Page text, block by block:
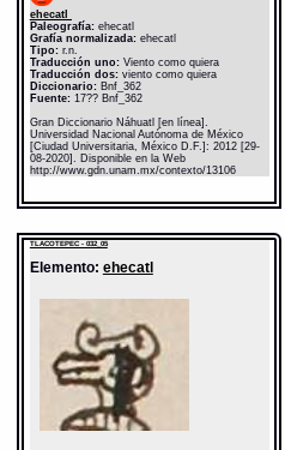
ehecatl
Paleografía:ehecatl
Grafía normalizada:ehecatl
Tipo:r.n.
Traducción uno:Viento como quiera
Traducción dos:viento como quiera
Diccionario: Bnf_362
Fuente:17?? Bnf_362
Gran Diccionario Náhuatl [en línea].
Universidad Nacional Autónoma de México
[Ciudad Universitaria, México D.F.]: 2012 [29-
08-2020]. Disponible en la Web
http://www.gdn.unam.mx/contexto/13106
TLACOTEPEC - 032_05
Elemento: ehecatl